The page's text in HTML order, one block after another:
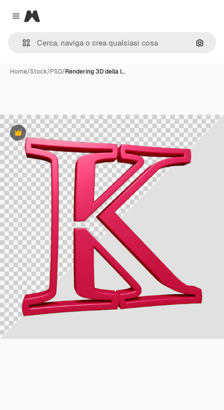
Close menu
Magnific
Cerca
Home/Stock/PSD/Rendering 3D della l…
Premium